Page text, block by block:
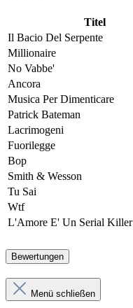
Titel
Il Bacio Del Serpente
Millionaire
No Vabbe'
Ancora
Musica Per Dimenticare
Patrick Bateman
Lacrimogeni
Fuorilegge
Bop
Smith & Wesson
Tu Sai
Wtf
L'Amore E' Un Serial Killer
Bewertungen
Menü schließen